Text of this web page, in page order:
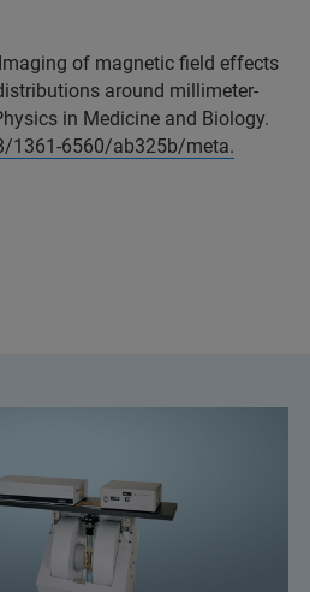
of magnetic field effects
around millimeter-
in Medicine and Biology.
1361-6560/ab325b/meta.